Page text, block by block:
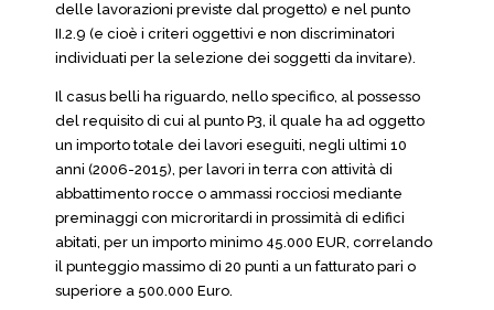
delle lavorazioni previste dal progetto) e nel punto
II.2.9 (e cioè i criteri oggettivi e non discriminatori
individuati per la selezione dei soggetti da invitare).
Il casus belli ha riguardo, nello specifico, al possesso
del requisito di cui al punto P3, il quale ha ad oggetto
un importo totale dei lavori eseguiti, negli ultimi 10
anni (2006-2015), per lavori in terra con attività di
abbattimento rocce o ammassi rocciosi mediante
preminaggi con microritardi in prossimità di edifici
abitati, per un importo minimo 45.000 EUR, correlando
il punteggio massimo di 20 punti a un fatturato pari o
superiore a 500.000 Euro.